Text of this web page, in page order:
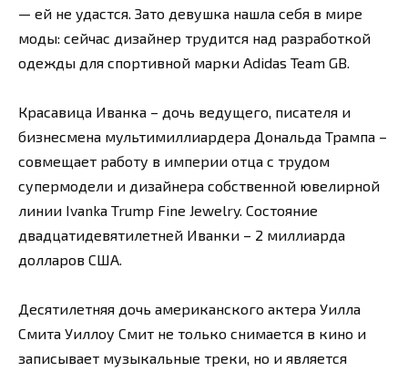
— ей не удастся. Зато девушка нашла себя в мире
моды: сейчас дизайнер трудится над разработкой
одежды для спортивной марки Adidas Team GB.
Красавица Иванка – дочь ведущего, писателя и
бизнесмена мультимиллиардера Дональда Трампа –
совмещает работу в империи отца с трудом
супермодели и дизайнера собственной ювелирной
линии Ivanka Trump Fine Jewelry. Состояние
двадцатидевятилетней Иванки – 2 миллиарда
долларов США.
Десятилетняя дочь американского актера Уилла
Смита Уиллоу Смит не только снимается в кино и
записывает музыкальные треки, но и является